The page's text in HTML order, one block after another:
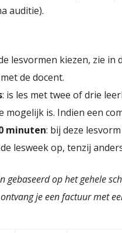
auditie).
lesvormen kiezen, zie in
de docent.
: is les met twee of drie
mogelijk is. Indien een
minuten: bij deze
lesweek op, tenzij
gebaseerd op het gehele
je een factuur met